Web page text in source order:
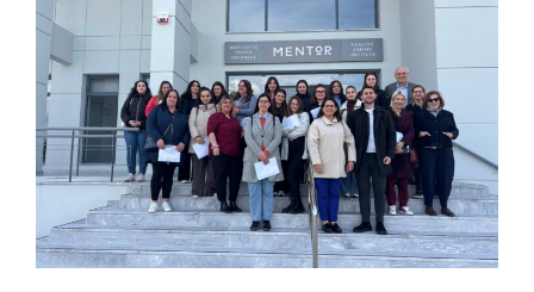
ΝΕΑ & ΕΚΔΗΛΩΣΕΙΣ
ΕΠΙΚΟΙΝΩΝΙΑ